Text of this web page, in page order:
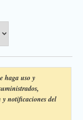
haga uso y
notificaciones del